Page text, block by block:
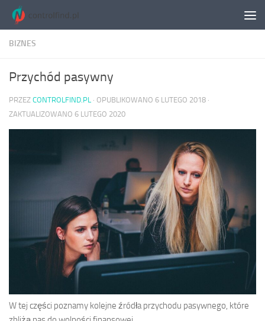
Skip to content
BIZNES
Przychód pasywny
PRZEZ CONTROLFIND.PL · OPUBLIKOWANO 6 LUTEGO 2018 ·
ZAKTUALIZOWANO 6 LUTEGO 2020
W tej części poznamy kolejne źródła przychodu pasywnego, które